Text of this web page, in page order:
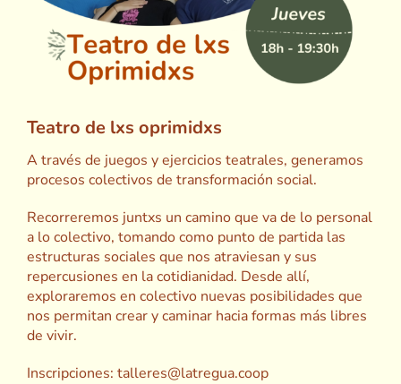
Teatro de lxs oprimidxs
A través de juegos y ejercicios teatrales, generamos
procesos colectivos de transformación social.
Recorreremos juntxs un camino que va de lo personal
a lo colectivo, tomando como punto de partida las
estructuras sociales que nos atraviesan y sus
repercusiones en la cotidianidad. Desde allí,
exploraremos en colectivo nuevas posibilidades que
nos permitan crear y caminar hacia formas más libres
de vivir.
Inscripciones: talleres@latregua.coop